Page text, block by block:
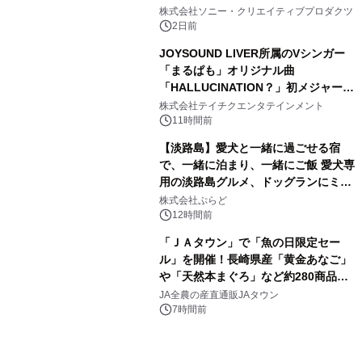
ラボレーション サウナイキタイコラ
ボグッズも発売決定！
株式会社ソニー・クリエイティブプロダクツ
2日前
JOYSOUND LIVER所属のVシンガー
「まるぱも」オリジナル曲
「HALLUCINATION？」初メジャー配
信リリース決定！
株式会社テイチクエンタテインメント
11時間前
【淡路島】愛犬と一緒に過ごせる宿
で、一緒に泊まり、一緒にご飯 愛犬専
用の淡路島グルメ、ドッグランにミニ
プール グランピングとトレーラーハウ
スの2施設で
株式会社ぷらど
12時間前
「ＪＡタウン」で「魚の日限定セー
ル」を開催！長崎県産「黄金あなご」
や「天然本まぐろ」など約280商品を
販売！～毎月１０日の定例企画～
JA全農の産直通販JAタウン
7時間前